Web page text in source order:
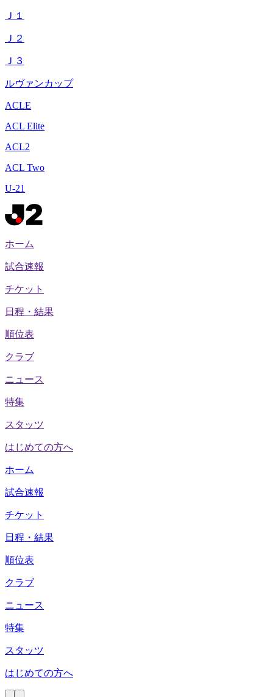
Ｊ１
Ｊ２
Ｊ３
ルヴァンカップ
ACLE
ACL Elite
ACL2
ACL Two
U-21
ホーム
試合速報
チケット
日程・結果
順位表
クラブ
ニュース
特集
スタッツ
はじめての方へ
ホーム
試合速報
チケット
日程・結果
順位表
クラブ
ニュース
特集
スタッツ
はじめての方へ